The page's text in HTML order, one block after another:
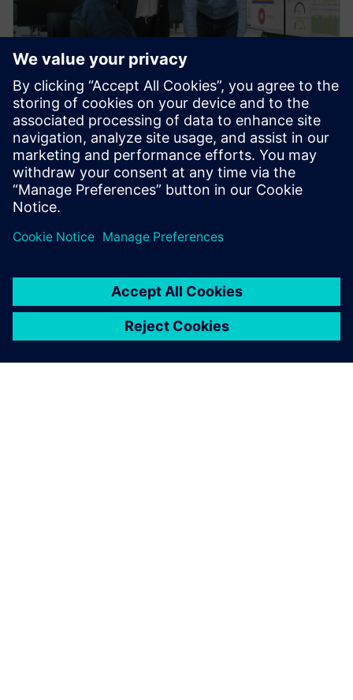
白皮书
仿真驱动设计的四大益处
Aberdeen Group 的这份报告探讨了仿真驱动设计对
于更快、更经济地开发创新产品的益处。